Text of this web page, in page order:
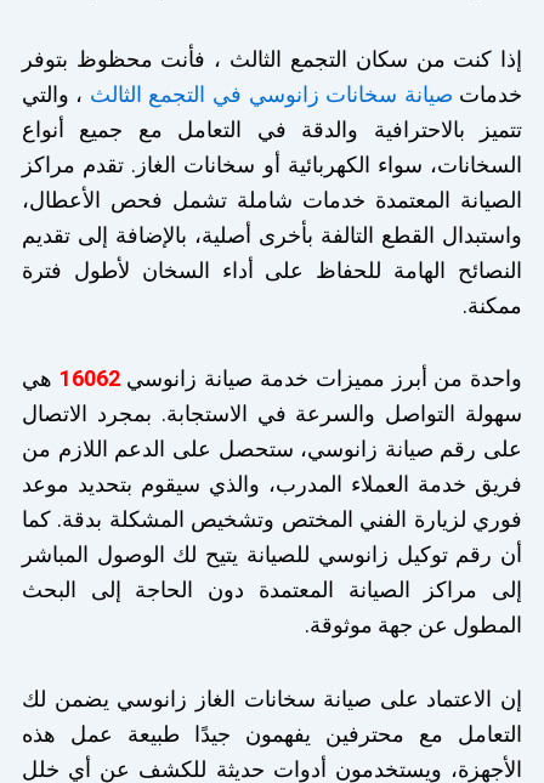
إذا كنت من سكان التجمع الثالث ، فأنت محظوظ بتوفر
خدمات صيانة سخانات زانوسي في التجمع الثالث ، والتي
تتميز بالاحترافية والدقة في التعامل مع جميع أنواع
السخانات، سواء الكهربائية أو سخانات الغاز. تقدم مراكز
الصيانة المعتمدة خدمات شاملة تشمل فحص الأعطال،
واستبدال القطع التالفة بأخرى أصلية، بالإضافة إلى تقديم
النصائح الهامة للحفاظ على أداء السخان لأطول فترة
ممكنة.
واحدة من أبرز مميزات خدمة صيانة زانوسي16062 هي
سهولة التواصل والسرعة في الاستجابة. بمجرد الاتصال
على رقم صيانة زانوسي، ستحصل على الدعم اللازم من
فريق خدمة العملاء المدرب، والذي سيقوم بتحديد موعد
فوري لزيارة الفني المختص وتشخيص المشكلة بدقة. كما
أن رقم توكيل زانوسي للصيانة يتيح لك الوصول المباشر
إلى مراكز الصيانة المعتمدة دون الحاجة إلى البحث
المطول عن جهة موثوقة.
إن الاعتماد على صيانة سخانات الغاز زانوسي يضمن لك
التعامل مع محترفين يفهمون جيدًا طبيعة عمل هذه
الأجهزة، ويستخدمون أدوات حديثة للكشف عن أي خلل